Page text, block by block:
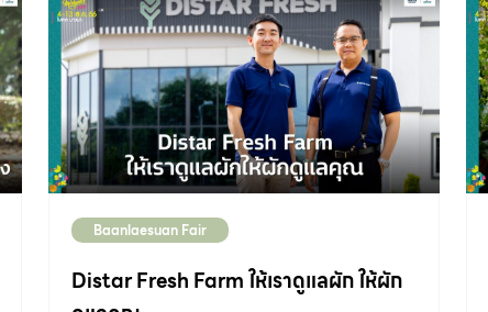
ใส่สุดในเรื่องดนตรี พี่ป๊อดยังมีเวลามา “สปาร์ก”
กับเรื่องศิลปะด้วย เพราะการวาดภาพของเขาให้
ความรู้สึกเหมือนเจริญสติอยู่กับลมหายใจและ
ปัจจุบันขณะ จนกลายเป็นความสุขที่ได้ค้นพบตัว
เองในทุกๆ ฝีแปรงที่วาดลงไป จุด SPARK ให้มา
ทำงานศิลปะ “ผมกลับไปย้อนมองตัวเองความฝัน
แรกของชีวิตตั้งแต่เด็กๆ คืออยากเป็นจิตรกร สมัย
เรียนก็ตั้งวงดนตรีแต่พอเรียนมหาวิทยาลัยก็เลือก
เรียนศิลปะตามความฝัน แต่สุดท้ายได้ไปเป็นนัก
Baanlaesuan Fair
Distar Fresh Farm ให้เราดูแลผัก ให้ผัก